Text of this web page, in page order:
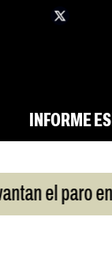
INFORME
el paro en los